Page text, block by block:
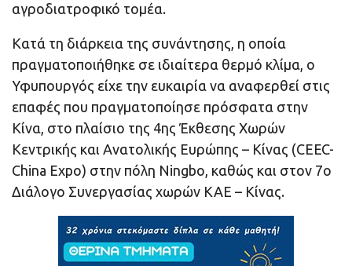
αγροδιατροφικό τομέα.
Κατά τη διάρκεια της συνάντησης, η οποία
πραγματοποιήθηκε σε ιδιαίτερα θερμό κλίμα, ο
Υφυπουργός είχε την ευκαιρία να αναφερθεί στις
επαφές που πραγματοποίησε πρόσφατα στην
Κίνα, στο πλαίσιο της 4ης Έκθεσης Χωρών
Κεντρικής και Ανατολικής Ευρώπης – Κίνας (CEEC-
China Expo) στην πόλη Ningbo, καθώς και στον 7ο
Διάλογο Συνεργασίας χωρών ΚΑΕ – Κίνας.